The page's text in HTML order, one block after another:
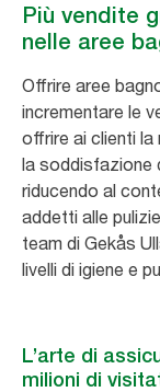
Più vendite
nelle aree
Offrire aree
incrementare le
offrire ai clienti
la soddisfazione
riducendo al
addetti alle
team di Gekås
livelli di igiene e
L’arte di
milioni di